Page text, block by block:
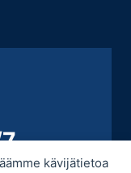
kävijätietoa